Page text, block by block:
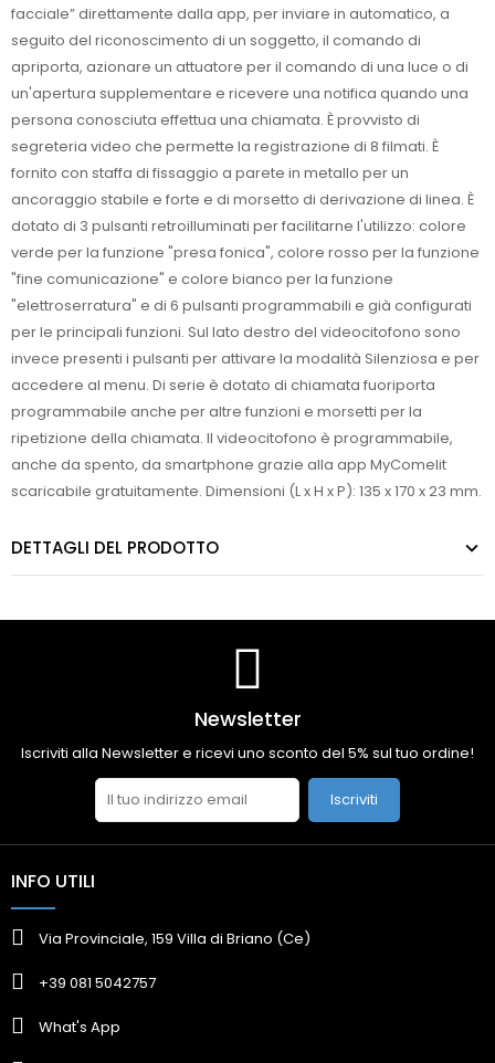
facciale” direttamente dalla app, per inviare in automatico, a
seguito del riconoscimento di un soggetto, il comando di
apriporta, azionare un attuatore per il comando di una luce o di
un'apertura supplementare e ricevere una notifica quando una
persona conosciuta effettua una chiamata. È provvisto di
segreteria video che permette la registrazione di 8 filmati. È
fornito con staffa di fissaggio a parete in metallo per un
ancoraggio stabile e forte e di morsetto di derivazione di linea. È
dotato di 3 pulsanti retroilluminati per facilitarne l'utilizzo: colore
verde per la funzione "presa fonica", colore rosso per la funzione
"fine comunicazione" e colore bianco per la funzione
"elettroserratura" e di 6 pulsanti programmabili e già configurati
per le principali funzioni. Sul lato destro del videocitofono sono
invece presenti i pulsanti per attivare la modalità Silenziosa e per
accedere al menu. Di serie è dotato di chiamata fuoriporta
programmabile anche per altre funzioni e morsetti per la
ripetizione della chiamata. Il videocitofono è programmabile,
anche da spento, da smartphone grazie alla app MyComelit
scaricabile gratuitamente. Dimensioni (L x H x P): 135 x 170 x 23 mm.
DETTAGLI DEL PRODOTTO
Newsletter
Iscriviti alla Newsletter e ricevi uno sconto del 5% sul tuo ordine!
Iscriviti
INFO UTILI
Via Provinciale, 159 Villa di Briano (Ce)
+39 081 5042757
What's App